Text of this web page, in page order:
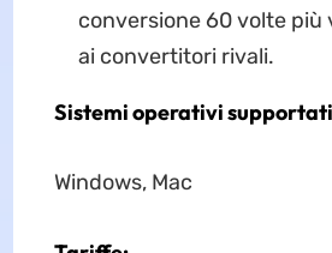
conversione 60 volte più
ai convertitori rivali.
Sistemi operativi
Windows, Mac